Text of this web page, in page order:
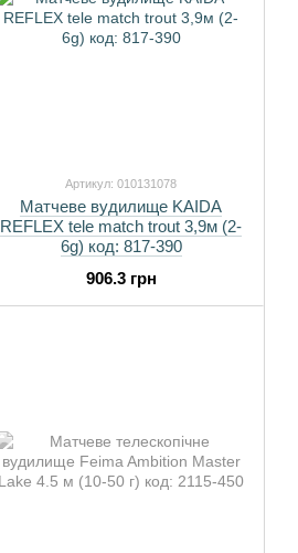
Артикул: 010131078
Матчеве вудилище KAIDA
REFLEX tele match trout 3,9м (2-
6g) код: 817-390
906.3 грн